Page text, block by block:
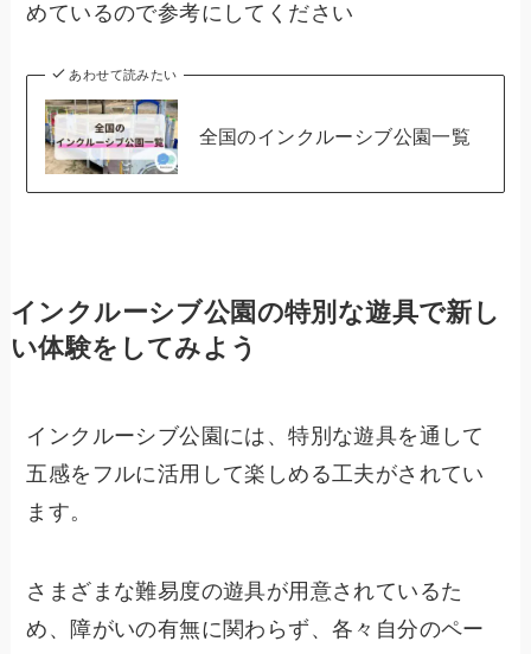
めているので参考にしてください
あわせて読みたい
全国のインクルーシブ公園一覧
インクルーシブ公園の特別な遊具で新し
い体験をしてみよう
インクルーシブ公園には、特別な遊具を通して
五感をフルに活用して楽しめる工夫がされてい
ます。
さまざまな難易度の遊具が用意されているた
め、障がいの有無に関わらず、各々自分のペー